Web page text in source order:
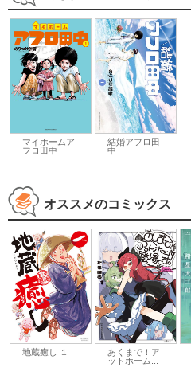
マイホームア
フロ田中
結婚アフロ田
中
オススメのコミックス
地蔵癒し １
あくまで！ア
ットホーム...